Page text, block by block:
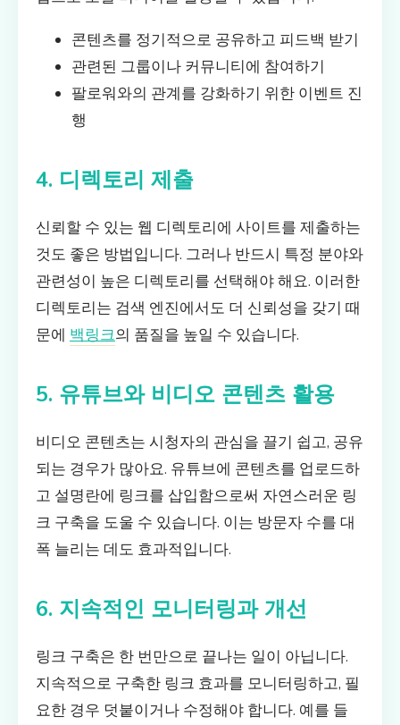
콘텐츠를 정기적으로 공유하고 피드백 받기
관련된 그룹이나 커뮤니티에 참여하기
팔로워와의 관계를 강화하기 위한 이벤트 진
행
4. 디렉토리 제출
신뢰할 수 있는 웹 디렉토리에 사이트를 제출하는
것도 좋은 방법입니다. 그러나 반드시 특정 분야와
관련성이 높은 디렉토리를 선택해야 해요. 이러한
디렉토리는 검색 엔진에서도 더 신뢰성을 갖기 때
문에 백링크의 품질을 높일 수 있습니다.
5. 유튜브와 비디오 콘텐츠 활용
비디오 콘텐츠는 시청자의 관심을 끌기 쉽고, 공유
되는 경우가 많아요. 유튜브에 콘텐츠를 업로드하
고 설명란에 링크를 삽입함으로써 자연스러운 링
크 구축을 도울 수 있습니다. 이는 방문자 수를 대
폭 늘리는 데도 효과적입니다.
6. 지속적인 모니터링과 개선
링크 구축은 한 번만으로 끝나는 일이 아닙니다.
지속적으로 구축한 링크 효과를 모니터링하고, 필
요한 경우 덧붙이거나 수정해야 합니다. 예를 들